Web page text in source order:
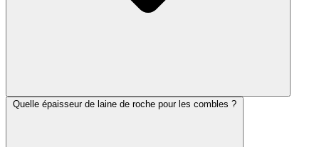
Quelle épaisseur de laine de roche pour les combles ?